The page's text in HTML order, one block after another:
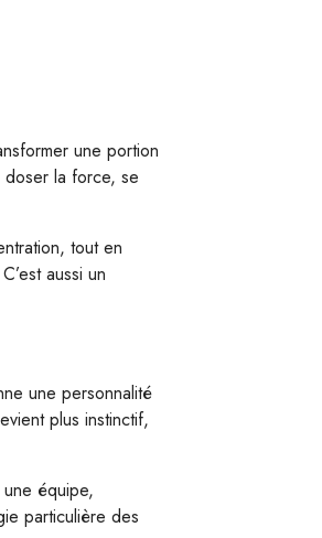
une portion
doser la force, se
tout en
aussi un
une personnalité
plus instinctif,
équipe,
particulière des